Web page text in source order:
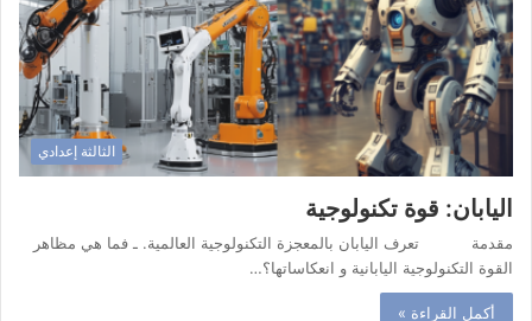
الثالثة إعدادي
اليابان: قوة تكنولوجية
مقدمة تعرف اليابان بالمعجزة التكنولوجية العالمية. ـ فما هي مظاهر
القوة التكنولوجية اليابانية و انعكاساتها؟…
أكمل القراءة »